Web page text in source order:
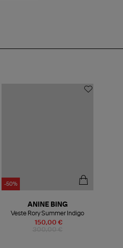
-50%
150,00 €
ANINE BING
Veste Rory Summer Indigo